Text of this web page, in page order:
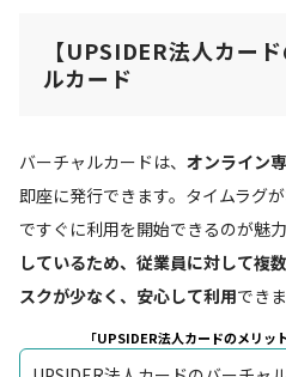
【UPSIDER法人カー
ルカード
バーチャルカードは、 オンライン
即座に発行できます。タイムラグ
ですぐに利用を開始できるのが魅力
しているため、従業員に対して複
スクが少なく、安心して利用できま
「UPSIDER法人カードのメリッ